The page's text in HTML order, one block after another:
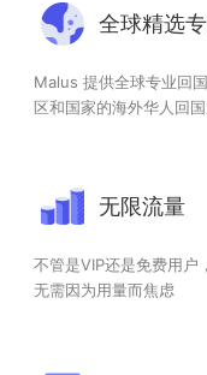
全球精选
Malus 提供全球专业回
区和国家的海外华人回
无限流量
不管是VIP还是免费用
无需因为用量而焦虑